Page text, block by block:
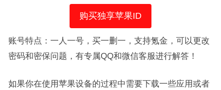
购买独享苹果ID
账号特点：一人一号，买一删一，支持氪金，可以更改
密码和密保问题，有专属QQ和微信客服进行解答！
如果你在使用苹果设备的过程中需要下载一些应用或者